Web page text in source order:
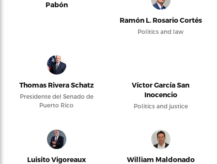
Pabón
Ramón L. Rosario Cortés
Politics and law
Thomas Rivera Schatz
Presidente del Senado de
Puerto Rico
Víctor García San
Inocencio
Politics and justice
Luisito Vigoreaux William Maldonado